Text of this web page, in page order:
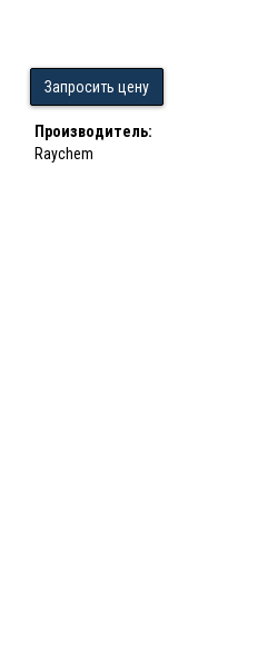
Запросить цену
Производитель:
Raychem